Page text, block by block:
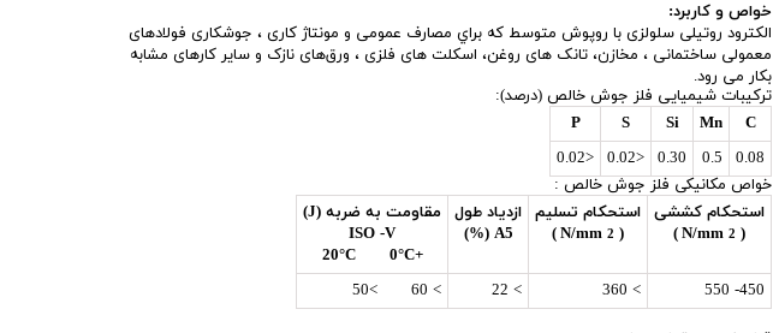
خواص و كاربرد:
الکترود روتيلی سلولزی با روپوش متوسط كه براي مصارف عمومی و مونتاژ كاری ، جوشكاری فولادهای
معمولی ساختمانی ، مخازن، تانک های روغن، اسكلت های فلزی ، ورق‌‌های نازک و ساير كارهای مشابه
بكار می رود.
تركيبات شيميايی فلز جوش خالص (درصد):
C
Mn
Si
S
P
0.08
0.5
0.30
<0.02
<0.02
خواص مکانیکی فلز جوش خالص :
استحكام كششی
( N/mm
2
)
استحكام تسليم
( N/mm
2
)
ازدياد طول
A5 (%)
مقاومت به ضربه (J)
ISO -V
+20‎°C 0‎°C
450- 550
> 360
> 22
> 60 >50